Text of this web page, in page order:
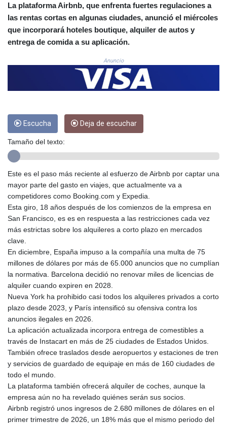
CUC 1.154295
CUP 30.588806
CVE 110.25684
CZK 24.205269
DKK 7.475304
DOP 67.244732
DZD 153.502688
ETB 186.262401
FJD 2.553819
GGP 0.857432
GHS 13.565055
GIP 0.857432
GMD 84.842311
GNF
10135.249888
GYD 241.43004
HKD 9.054939
HNL 30.930577
HRK 7.534661
HTG 150.888179
HUF 363.741084
20659.564222
ILS 3.476689
IMP 0.857432
INR 109.925261
1511.781564
IRR
1586924.175584
La plataforma Airbnb, que enfrenta fuertes regulaciones a
las rentas cortas en algunas ciudades, anunció el miércoles
que incorporará hoteles boutique, alquiler de autos y
entrega de comida a su aplicación.
Anuncio
Escucha Deja de escuchar
Tamaño del texto:
Este es el paso más reciente al esfuerzo de Airbnb por captar una
mayor parte del gasto en viajes, que actualmente va a
competidores como Booking.com y Expedia.
Esta giro, 18 años después de los comienzos de la empresa en
San Francisco, es es en respuesta a las restricciones cada vez
más estrictas sobre los alquileres a corto plazo en mercados
clave.
En diciembre, España impuso a la compañía una multa de 75
millones de dólares por más de 65.000 anuncios que no cumplían
la normativa. Barcelona decidió no renovar miles de licencias de
alquiler cuando expiren en 2028.
Nueva York ha prohibido casi todos los alquileres privados a corto
plazo desde 2023, y París intensificó su ofensiva contra los
anuncios ilegales en 2026.
La aplicación actualizada incorpora entrega de comestibles a
través de Instacart en más de 25 ciudades de Estados Unidos.
También ofrece traslados desde aeropuertos y estaciones de tren
y servicios de guardado de equipaje en más de 160 ciudades de
todo el mundo.
La plataforma también ofrecerá alquiler de coches, aunque la
empresa aún no ha revelado quiénes serán sus socios.
Airbnb registró unos ingresos de 2.680 millones de dólares en el
primer trimestre de 2026, un 18% más que el mismo periodo del